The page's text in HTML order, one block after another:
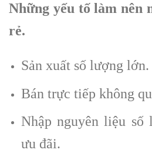
Những yếu tố làm nên
rẻ.
Sản xuất số lượng lớn.
Bán trực tiếp không
Nhập nguyên liệu
ưu đãi.